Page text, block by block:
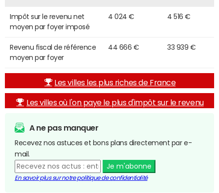
Impôt sur le revenu net
moyen par foyer imposé
4 024 € 4 516 €
Revenu fiscal de référence
moyen par foyer
44 666 € 33 939 €
Les villes les plus riches de France
Les villes où l'on paye le plus d'impôt sur le revenu
A ne pas manquer
Recevez nos astuces et bons plans directement par e-
mail.
Je m'abonne
En savoir plus sur notre politique de confidentialité